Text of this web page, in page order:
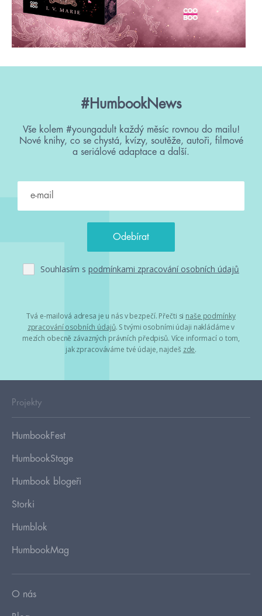
#HumbookNews
Vše kolem #youngadult každý měsíc rovnou do mailu!
Nové knihy, co se chystá, kvízy, soutěže, autoři, filmové
a seriálové adaptace a další.
Souhlasím s podmínkami zpracování osobních údajů
Tvá e-mailová adresa je u nás v bezpečí. Přečti si naše podmínky
zpracování osobních údajů. S tvými osobními údaji nakládáme v
mezích obecně závazných právních předpisů. Více informací o tom,
jak zpracováváme tvé údaje, najdeš zde.
Projekty
HumbookFest
HumbookStage
Humbook blogeři
Storki
Humblok
HumbookMag
O nás